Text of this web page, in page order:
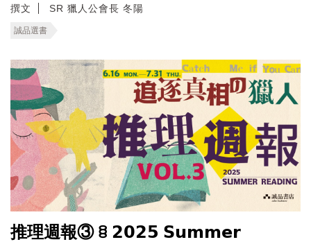
撰文 SR 獵人公會長 冬陽
誠品選書
推理週報③ ꊞ 𝟮𝟬𝟮𝟱 𝗦𝘂𝗺𝗺𝗲𝗿